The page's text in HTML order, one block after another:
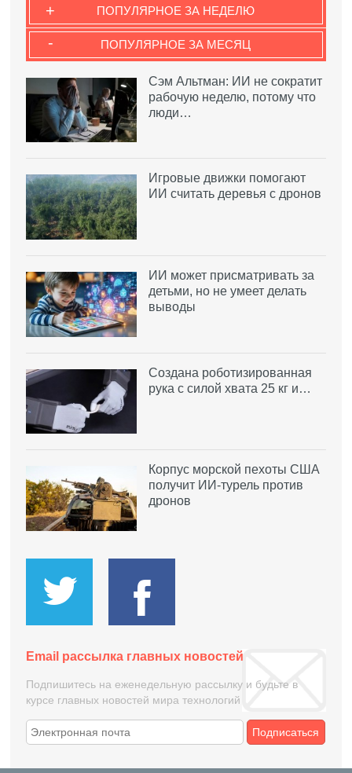
ПОПУЛЯРНОЕ ЗА НЕДЕЛЮ
+
ПОПУЛЯРНОЕ ЗА МЕСЯЦ
-
Сэм Альтман: ИИ не сократит
рабочую неделю, потому что
люди…
Игровые движки помогают
ИИ считать деревья с дронов
ИИ может присматривать за
детьми, но не умеет делать
выводы
Создана роботизированная
рука с силой хвата 25 кг и…
Корпус морской пехоты США
получит ИИ-турель против
дронов
Email рассылка главных новостей
Подпишитесь на еженедельную рассылку и будьте в
курсе главных новостей мира технологий
Подписаться